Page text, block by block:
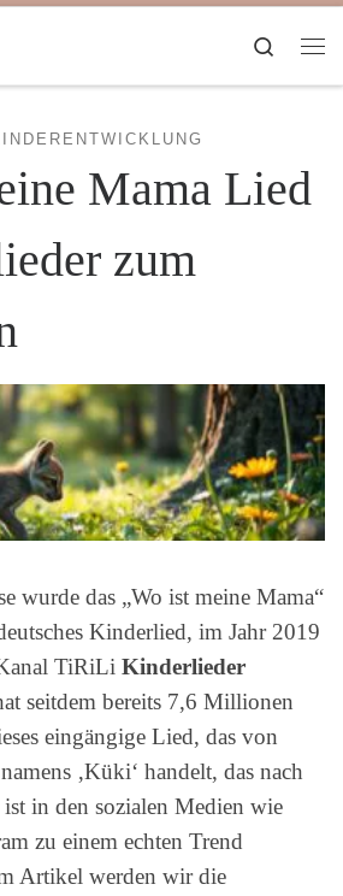
Search
Mama Lied
zum
wurde das „Wo ist meine Mama“
Kinderlied, im Jahr 2019
TiRiLi Kinderlieder
seitdem bereits 7,6 Millionen
eingängige Lied, das von
‚Küki‘ handelt, das nach
in den sozialen Medien wie
zu einem echten Trend
Artikel werden wir die